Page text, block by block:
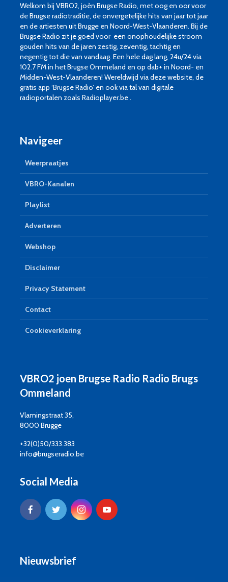
Welkom bij VBRO2, joèn Brugse Radio, met oog en oor voor
de Brugse radiotraditie, de onvergetelijke hits van jaar tot jaar
en de artiesten uit Brugge en Noord-West-Vlaanderen. Bij de
Brugse Radio zit je goed voor een onophoudelijke stroom
gouden hits van de jaren zestig, zeventig, tachtig en
negentig tot die van vandaag. Een hele dag lang, 24u/24 via
102.7 FM in het Brugse Ommeland en op dab+ in Noord- en
Midden-West-Vlaanderen! Wereldwijd via deze website, de
gratis app ‘Brugse Radio’ en ook via tal van digitale
radioportalen zoals Radioplayer.be .
Navigeer
Weerpraatjes
VBRO-Kanalen
Playlist
Adverteren
Webshop
Disclaimer
Privacy Statement
Contact
Cookieverklaring
VBRO2 joen Brugse Radio Radio Brugs
Ommeland
Vlamingstraat 35,
8000 Brugge
+32(0)50/333.383
info@brugseradio.be
Social Media
Nieuwsbrief